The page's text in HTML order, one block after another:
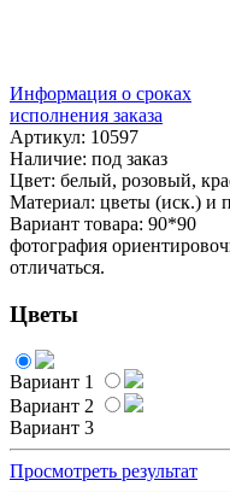
Информация о сроках
исполнения заказа
Артикул: 10597
Наличие: под заказ
Цвет: белый, розовый,
Материал: цветы (иск.) и
Вариант товара: 90*90
фотография
отличаться.
Цветы
Вариант 1
Вариант 2
Вариант 3
Просмотреть результат